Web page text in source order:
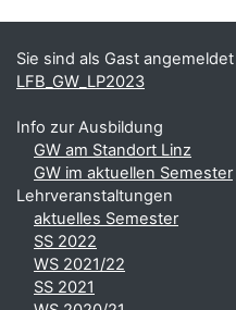
Ergänzungsblöcke
Sie sind als Gast
LFB_GW_LP2023
Info zur Ausbildung
GW am Standort Linz
GW im aktuellen Semester
Lehrveranstaltungen
aktuelles Semester
SS 2022
WS 2021/22
SS 2021